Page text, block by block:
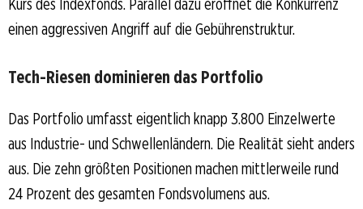
Kurs des Indexfonds. Parallel dazu eröffnet die Konkurrenz
einen aggressiven Angriff auf die Gebührenstruktur.
Tech-Riesen dominieren das Portfolio
Das Portfolio umfasst eigentlich knapp 3.800 Einzelwerte
aus Industrie- und Schwellenländern. Die Realität sieht anders
aus. Die zehn größten Positionen machen mittlerweile rund
24 Prozent des gesamten Fondsvolumens aus.